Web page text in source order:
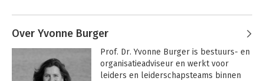
van zijn expertise als
executive coach.
Over Yvonne Burger
Prof. Dr. Yvonne Burger is bestuurs- en
organisatieadviseur en werkt voor
leiders en leiderschapsteams binnen